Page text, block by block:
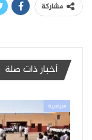
مشاركة
أخبار ذات صلة
سياسية